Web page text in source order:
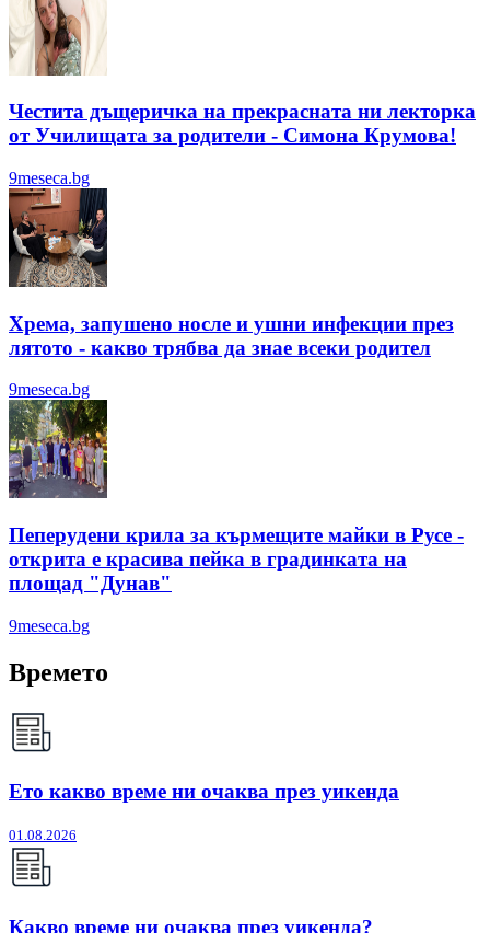
Честита дъщеричка на прекрасната ни лекторка
от Училищата за родители - Симона Крумова!
9meseca.bg
Хрема, запушено носле и ушни инфекции през
лятотo - какво трябва да знае всеки родител
9meseca.bg
Пеперудени крила за кърмещите майки в Русе -
открита е красива пейка в градинката на
площад "Дунав"
9meseca.bg
Времето
Ето какво време ни очаква през уикенда
01.08.2026
Какво време ни очаква през уикенда?